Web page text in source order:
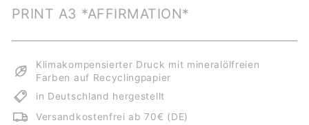
PRINT A3 *AFFIRMATION*
Klimakompensierter Druck mit mineralölfreien
Farben auf Recyclingpapier
in Deutschland hergestellt
Versandkostenfrei ab 70€ (DE)